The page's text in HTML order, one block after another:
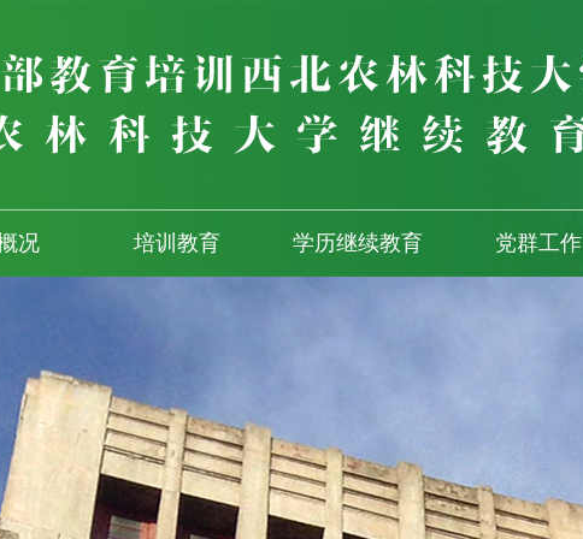
况 培训教育 学历继续教育 党群工作